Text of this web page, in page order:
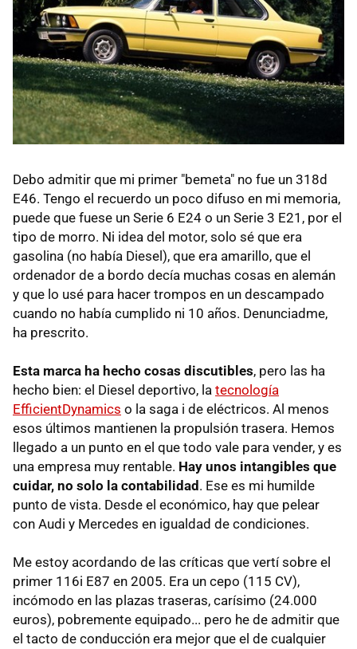
Debo admitir que mi primer "bemeta" no fue un 318d
E46. Tengo el recuerdo un poco difuso en mi memoria,
puede que fuese un Serie 6 E24 o un Serie 3 E21, por el
tipo de morro. Ni idea del motor, solo sé que era
gasolina (no había Diesel), que era amarillo, que el
ordenador de a bordo decía muchas cosas en alemán
y que lo usé para hacer trompos en un descampado
cuando no había cumplido ni 10 años. Denunciadme,
ha prescrito.
Esta marca ha hecho cosas discutibles, pero las ha
hecho bien: el Diesel deportivo, la tecnología
EfficientDynamics o la saga i de eléctricos. Al menos
esos últimos mantienen la propulsión trasera. Hemos
llegado a un punto en el que todo vale para vender, y es
una empresa muy rentable. Hay unos intangibles que
cuidar, no solo la contabilidad . Ese es mi humilde
punto de vista. Desde el económico, hay que pelear
con Audi y Mercedes en igualdad de condiciones.
Me estoy acordando de las críticas que vertí sobre el
primer 116i E87 en 2005. Era un cepo (115 CV),
incómodo en las plazas traseras, carísimo (24.000
euros), pobremente equipado... pero he de admitir que
el tacto de conducción era mejor que el de cualquier